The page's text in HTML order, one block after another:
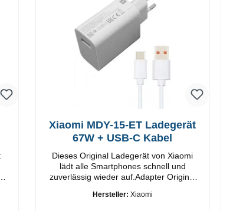
Xiaomi MDY-15-ET Ladegerät
67W + USB-C Kabel
Dieses Original Ladegerät von Xiaomi
lädt alle Smartphones schnell und
zuverlässig wieder auf.Adapter Original
Anschlüsse: USB-A Output: 67W Farbe:
Hersteller: Xiaomi